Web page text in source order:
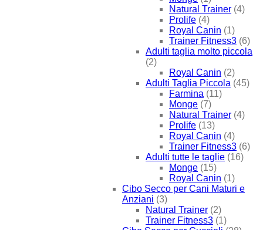
Natural Trainer (4)
Prolife (4)
Royal Canin (1)
Trainer Fitness3 (6)
Adulti taglia molto piccola
(2)
Royal Canin (2)
Adulti Taglia Piccola (45)
Farmina (11)
Monge (7)
Natural Trainer (4)
Prolife (13)
Royal Canin (4)
Trainer Fitness3 (6)
Adulti tutte le taglie (16)
Monge (15)
Royal Canin (1)
Cibo Secco per Cani Maturi e
Anziani (3)
Natural Trainer (2)
Trainer Fitness3 (1)